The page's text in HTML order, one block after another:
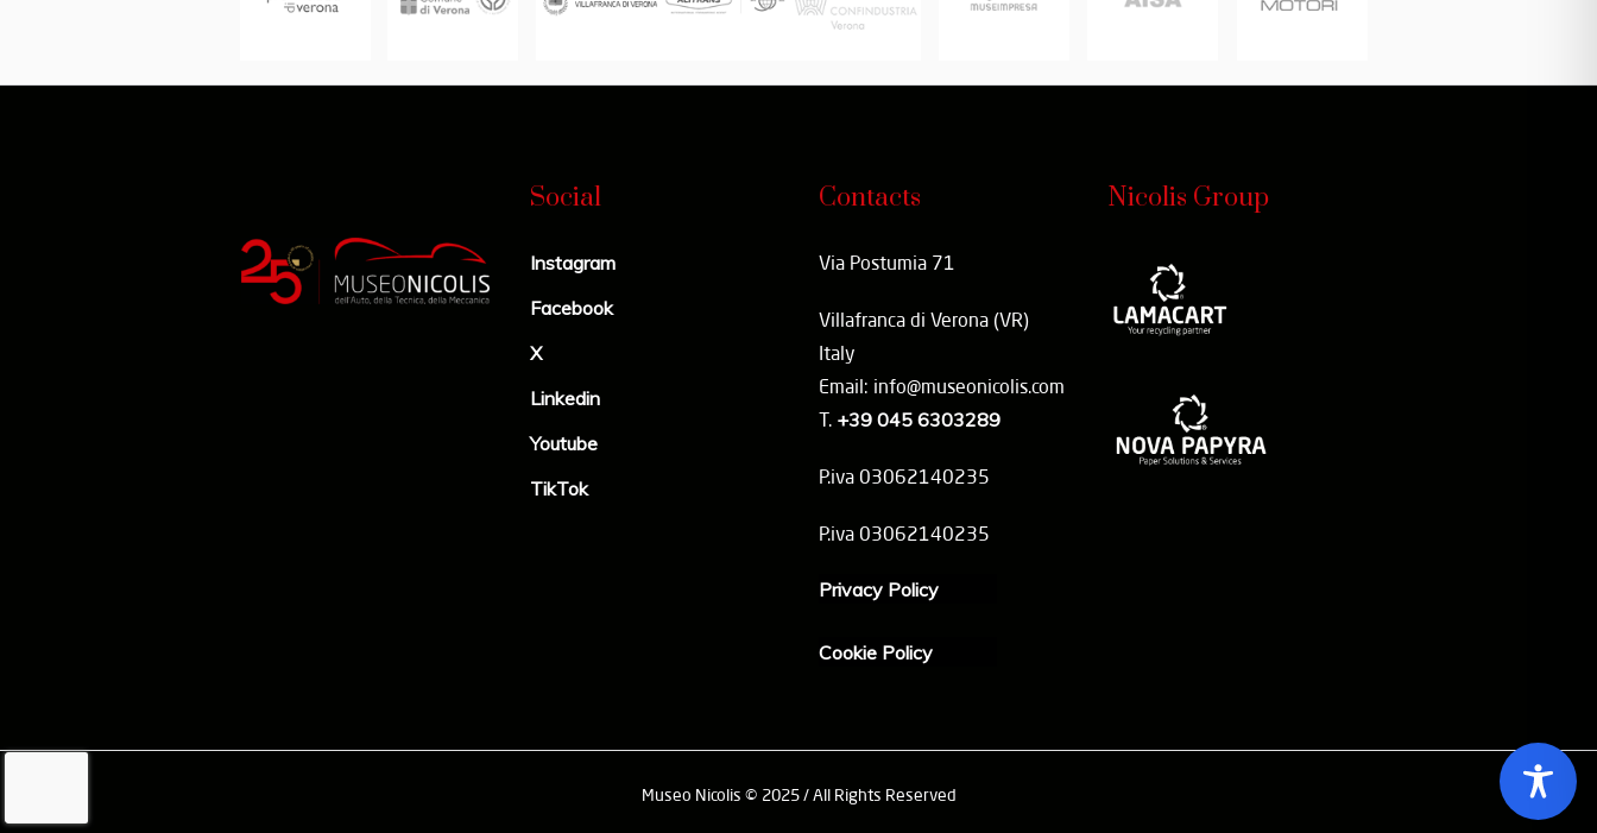
Social
Instagram
Facebook
X
Linkedin
Youtube
TikTok
Contacts
Via Postumia 71
Villafranca di Verona (VR)
Italy
Email: info@museonicolis.com
T. +39 045 6303289
P.iva 03062140235
P.iva 03062140235
Privacy Policy
Cookie Policy
Nicolis Group
Museo Nicolis © 2025 / All Rights Reserved